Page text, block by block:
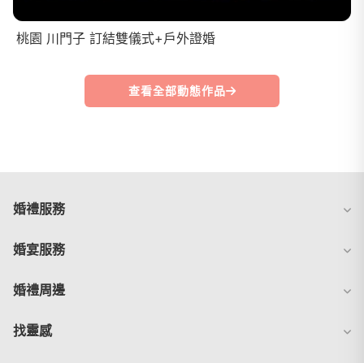
桃園 川門子 訂結雙儀式+戶外證婚
查看全部動態作品
婚禮服務
婚宴服務
婚禮周邊
找靈感